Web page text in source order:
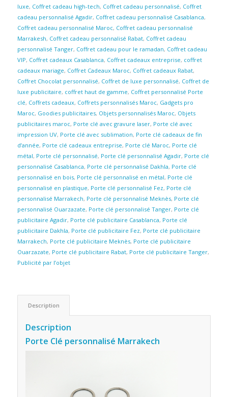
luxe, Coffret cadeau high-tech, Coffret cadeau personnalisé, Coffret
cadeau personnalisé Agadir, Coffret cadeau personnalisé Casablanca,
Coffret cadeau personnalisé Maroc, Coffret cadeau personnalisé
Marrakesh, Coffret cadeau personnalisé Rabat, Coffret cadeau
personnalisé Tanger, Coffret cadeau pour le ramadan, Coffret cadeau
VIP, Coffret cadeaux Casablanca, Coffret cadeaux entreprise, coffret
cadeaux mariage, Coffret Cadeaux Maroc, Coffret cadeaux Rabat,
Coffret Chocolat personnalisé, Coffret de luxe personnalisé, Coffret de
luxe publicitaire, coffret haut de gamme, Coffret personnalisé Porte
clé, Coffrets cadeaux, Coffrets personnalisés Maroc, Gadgets pro
Maroc, Goodies publicitaires, Objets personnalisés Maroc, Objets
publicitaires maroc, Porte clé avec gravure laser, Porte clé avec
impression UV, Porte clé avec sublimation, Porte clé cadeaux de fin
d’année, Porte clé cadeaux entreprise, Porte clé Maroc, Porte clé
métal, Porte clé personnalisé, Porte clé personnalisé Agadir, Porte clé
personnalisé Casablanca, Porte clé personnalisé Dakhla, Porte clé
personnalisé en bois, Porte clé personnalisé en métal, Porte clé
personnalisé en plastique, Porte clé personnalisé Fez, Porte clé
personnalisé Marrakech, Porte clé personnalisé Meknès, Porte clé
personnalisé Ouarzazate, Porte clé personnalisé Tanger, Porte clé
publicitaire Agadir, Porte clé publicitaire Casablanca, Porte clé
publicitaire Dakhla, Porte clé publicitaire Fez, Porte clé publicitaire
Marrakech, Porte clé publicitaire Meknès, Porte clé publicitaire
Ouarzazate, Porte clé publicitaire Rabat, Porte clé publicitaire Tanger,
Publicité par l’objet
Description
Description
Porte Clé personnalisé Marrakech